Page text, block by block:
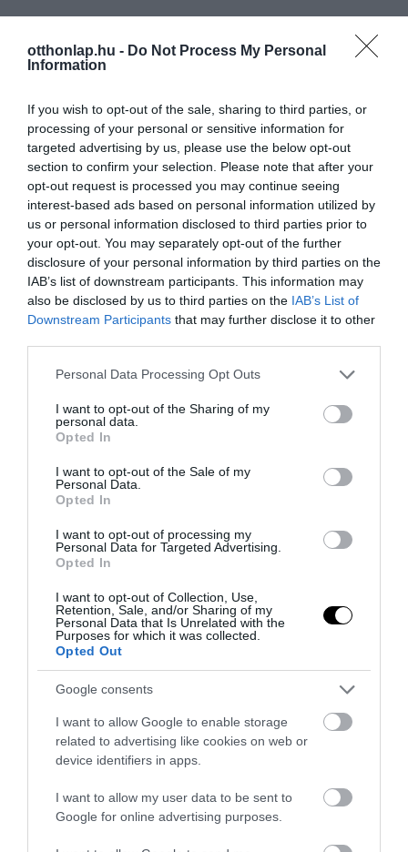
otthonlap.hu - Do Not Process My Personal
Information
If you wish to opt-out of the sale, sharing to third parties, or
processing of your personal or sensitive information for
targeted advertising by us, please use the below opt-out
section to confirm your selection. Please note that after your
opt-out request is processed you may continue seeing
interest-based ads based on personal information utilized by
us or personal information disclosed to third parties prior to
your opt-out. You may separately opt-out of the further
disclosure of your personal information by third parties on the
IAB’s list of downstream participants. This information may
also be disclosed by us to third parties on the IAB’s List of
Downstream Participants that may further disclose it to other
Please note that this website/app uses one or more Google
not limited to your visit or usage behaviour. You may click to
grant or deny consent to Google and its third-party tags to
use your data for below specified purposes in below Google
consent section.
Personal Data Processing Opt Outs
I want to opt-out of the Sharing of my
personal data.
Opted In
I want to opt-out of the Sale of my
Personal Data.
Opted In
I want to opt-out of processing my
Personal Data for Targeted Advertising.
Opted In
I want to opt-out of Collection, Use,
Retention, Sale, and/or Sharing of my
Personal Data that Is Unrelated with the
Purposes for which it was collected.
Opted Out
Google consents
I want to allow Google to enable storage
related to advertising like cookies on web or
device identifiers in apps.
I want to allow my user data to be sent to
Google for online advertising purposes.
42
KAPCSOLÓDÓ OLVASMÁNY
LOCSOLOD, MÉGIS
LEKÓKAD? LEHET, HOGY A
HŐKUPOLA A LAKÁSBAN: ÍGY
AKADÁLYOZD MEG, HOGY